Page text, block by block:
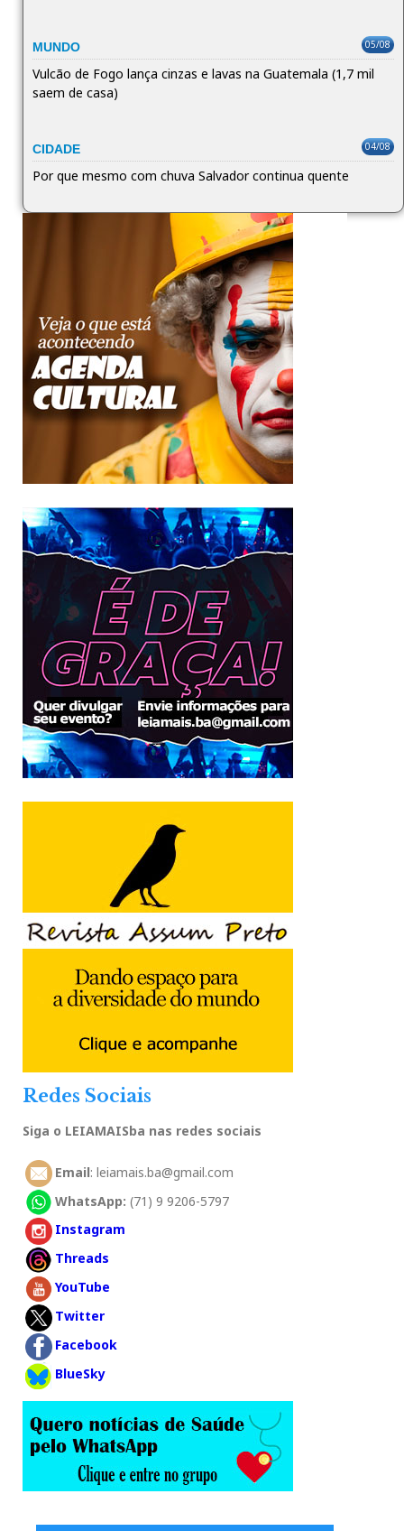
MUNDO 05/08
Vulcão de Fogo lança cinzas e lavas na Guatemala (1,7 mil
saem de casa)
CIDADE 04/08
Por que mesmo com chuva Salvador continua quente
Redes Sociais
Siga o LEIAMAISba nas redes sociais
Email: leiamais.ba@gmail.com
WhatsApp: (71) 9 9206-5797
Instagram
Threads
YouTube
Twitter
Facebook
BlueSky